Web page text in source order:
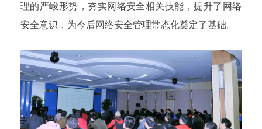
理的严峻形势，夯实网络安全相关技能，提升了网络
安全意识，为今后网络安全管理常态化奠定了基础。